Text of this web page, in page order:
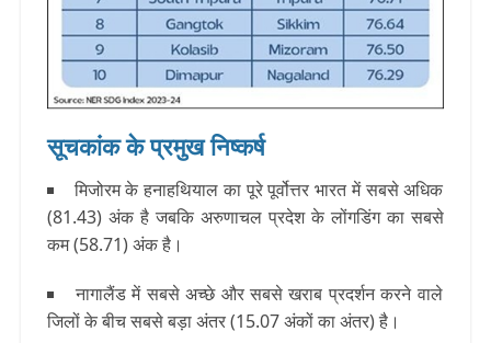
सूचकांक के प्रमुख निष्कर्ष
मिजोरम के हनाहथियाल का पूरे पूर्वोत्तर भारत में सबसे अधिक
(81.43) अंक है जबकि अरुणाचल प्रदेश के लोंगडिंग का सबसे
कम (58.71) अंक है।
नागालैंड में सबसे अच्छे और सबसे खराब प्रदर्शन करने वाले
जिलों के बीच सबसे बड़ा अंतर (15.07 अंकों का अंतर) है।